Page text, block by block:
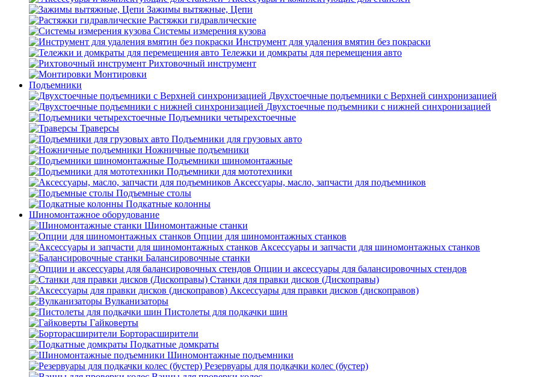
Зажимы вытяжные, Цепи
Растяжки гидравлические
Системы измерения кузова
Инструмент для удаления вмятин без покраски
Тележки и домкраты для перемещения авто
Рихтовочный инструмент
Монтировки
Подъемники
Двухстоечные подъемники с Верхней синхронизацией
Двухстоечные подъемники с нижней синхронизацией
Подъемники четырехстоечные
Траверсы
Подъемники для грузовых авто
Ножничные подъемники
Подъемники шиномонтажные
Подъемники для мототехники
Аксессуары, масло, запчасти для подъемников
Подъемные столы
Подкатные колонны
Шиномонтажное оборудование
Шиномонтажные станки
Опции для шиномонтажных станков
Аксессуары и запчасти для шиномонтажных станков
Балансировочные станки
Опции и аксессуары для балансировочных стендов
Станки для правки дисков (Дископравы)
Аксессуары для правки дисков (дископравов)
Вулканизаторы
Пистолеты для подкачки шин
Гайковерты
Борторасширители
Подкатные домкраты
Шиномонтажные подъемники
Резервуары для подкачки колес (бустер)